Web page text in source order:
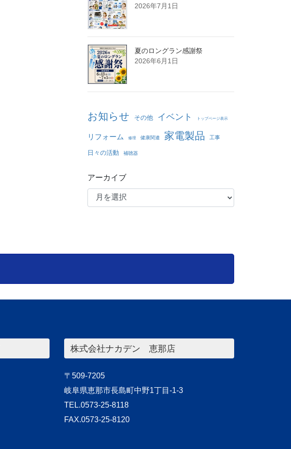
2026年7月1日
夏のロングラン感謝祭
2026年6月1日
お知らせ その他 イベント トップページ表示
リフォーム 修理 健康関連 家電製品 工事
日々の活動 補聴器
アーカイブ
株式会社ナカデン 恵那店
〒509-7205
岐阜県恵那市長島町中野1丁目-1-3
TEL.0573-25-8118
FAX.0573-25-8120